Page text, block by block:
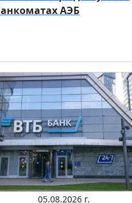
АЭБ
05.08.2026 г.